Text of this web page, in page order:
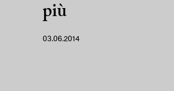
più
03.06.2014